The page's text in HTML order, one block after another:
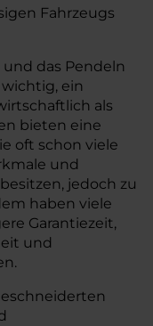
Fahrzeugs
und das Pendeln
ein
als
bieten eine
oft schon viele
und
jedoch zu
haben viele
Garantiezeit,
und